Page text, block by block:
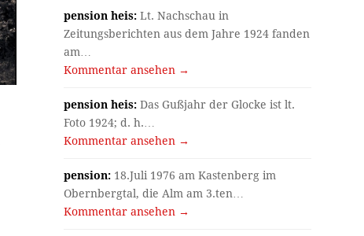
pension heis: Lt. Nachschau in
Zeitungsberichten aus dem Jahre 1924 fanden
am…
Kommentar ansehen →
pension heis: Das Gußjahr der Glocke ist lt.
Foto 1924; d. h.…
Kommentar ansehen →
pension: 18.Juli 1976 am Kastenberg im
Obernbergtal, die Alm am 3.ten…
Kommentar ansehen →